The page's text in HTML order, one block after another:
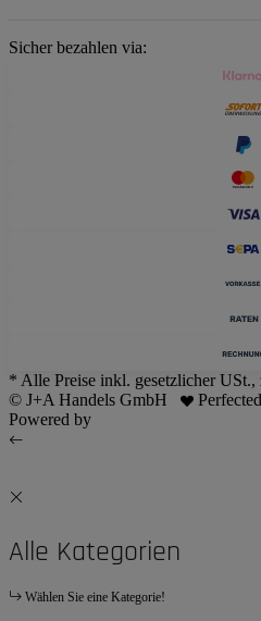
Sicher bezahlen via:
* Alle Preise inkl. gesetzlicher USt.,
© J+A Handels GmbH
Powered by
Alle Kategorien
Wählen Sie eine Kategorie!